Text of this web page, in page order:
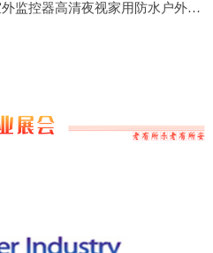
无线摄像头wifi手机远程室外监控器高清夜视家用防水户外探头套装